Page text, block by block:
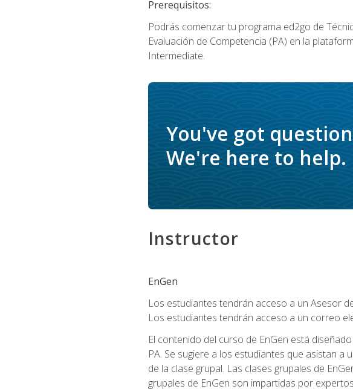
Prerequisitos:
Podrás comenzar tu programa ed2go de
Evaluación de Competencia (PA) en la
Intermediate.
You've got
We're here to help.
Instructor
EnGen
Los estudiantes tendrán acceso a un Asesor
Los estudiantes tendrán acceso a un correo
El contenido del curso de EnGen está
PA. Se sugiere a los estudiantes que asistan
de la clase grupal. Las clases grupales de
grupales de EnGen son impartidas por